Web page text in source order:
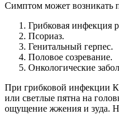
Симптом может
Грибковая инфекция
Псориаз.
Генитальный герпес.
Половое созревание.
Онкологические
При грибковой инфекции
или светлые пятна на
ощущение жжения и зуда.